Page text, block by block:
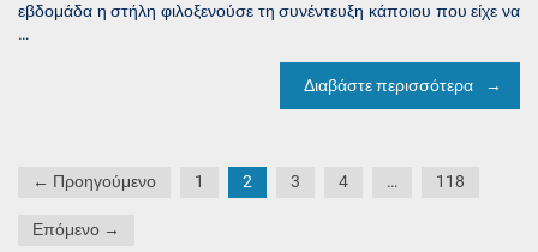
εβδομάδα η στήλη φιλοξενούσε τη συνέντευξη κάποιου που είχε να
…
Διαβάστε περισσότερα
Σελιδοποίηση
άρθρων
← Προηγούμενο 1 2 3 4 … 118
Επόμενο →